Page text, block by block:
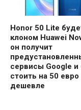
Honor 50 Lite
клоном Huawei
он получит
сервисы Google и
стоить на 50 евро
дешевле